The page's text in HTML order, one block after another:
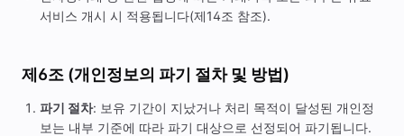
서비스 개시 시 적용됩니다(제14조 참조).
제6조 (개인정보의 파기 절차 및 방법)
파기 절차: 보유 기간이 지났거나 처리 목적이 달성된 개인정
보는 내부 기준에 따라 파기 대상으로 선정되어 파기됩니다.